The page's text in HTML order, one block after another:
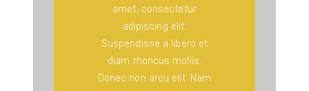
amet, consectetur
adipiscing elit.
Suspendisse a libero et
diam rhoncus mollis.
Donec non arcu elit. Nam